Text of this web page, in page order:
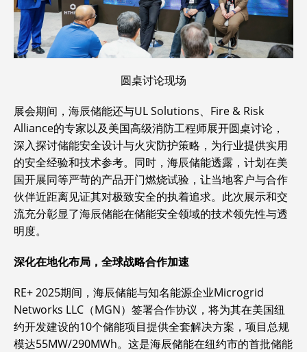
圆桌讨论现场
展会期间，海辰储能还与UL Solutions、Fire & Risk
Alliance的专家以及美国高级消防工程师展开圆桌讨论，
深入探讨储能安全设计与火灾防护策略，为行业提供实用
的安全经验和技术参考。同时，海辰储能透露，计划在美
国开展同等严苛的产品开门燃烧试验，让当地客户与合作
伙伴近距离见证其对极致安全的执着追求。此次展示和交
流充分彰显了海辰储能在储能安全领域的技术领先性与透
明度。
深化在地化布局，全球战略合作加速
RE+ 2025期间，海辰储能与知名能源企业Microgrid
Networks LLC（MGN）签署合作协议，将为其在美国纽
约开发建设的10个储能项目提供全套解决方案，项目总规
模达55MW/290MWh。这是海辰储能在纽约市的首批储能